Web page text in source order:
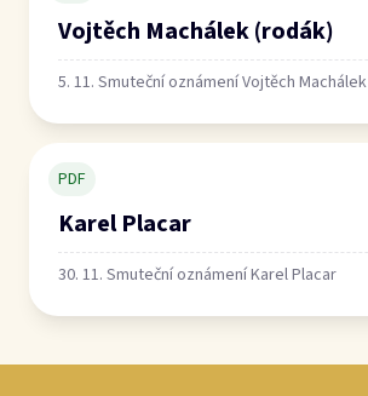
Vojtěch Machálek (rodák)
5. 11. Smuteční oznámení Vojtěch Machálek
PDF
Karel Placar
30. 11. Smuteční oznámení Karel Placar